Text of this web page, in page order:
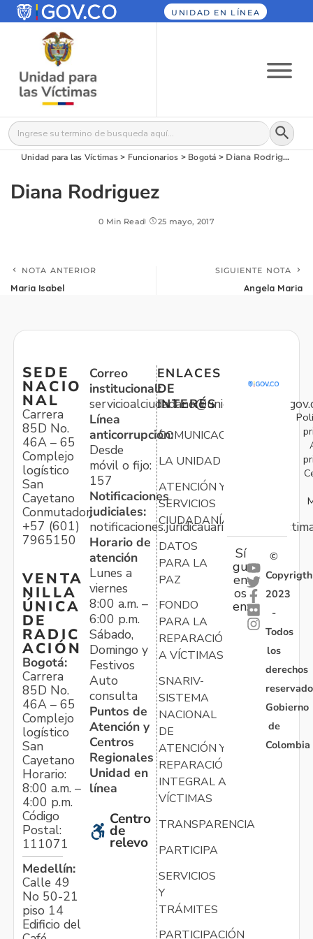
UNIDAD EN LÍNEA
Buscar: Botón
Unidad para las Víctimas> Funcionarios > Bogotá > Diana Rodriguez
Diana Rodriguez
0 Min Read 25 mayo, 2017
NOTA ANTERIOR
Maria Isabel
SIGUIENTE NOTA
Angela Maria
SEDE
NACIO
NAL
Carrera
85D No.
46A – 65
Complejo
logístico
San
Cayetano
Conmutador:
+57 (601)
7965150
VENTA
NILLA
ÚNICA
DE
RADIC
ACIÓN
Bogotá:
Carrera
85D No.
46A – 65
Complejo
logístico
San
Cayetano
Horario:
8:00 a.m. –
4:00 p.m.
Código
Postal:
111071
Medellín:
Calle 49
No 50-21
piso 14
Edificio del
Correo
institucional:
Línea
anticorrupción:
Desde
móvil o fijo:
157
Notificaciones
judiciales:
Horario de
atención
Lunes a
viernes
8:00 a.m. –
6:00 p.m.
Sábado,
Domingo y
Festivos
Auto
consulta
Puntos de
Atención y
Centros
Regionales
Unidad en
línea
Centro
de
relevo
ENLACES
DE
INTERÉS
COMUNICACIONES
LA UNIDAD
ATENCIÓN Y
SERVICIOS
CIUDADANÍA
DATOS
PARA LA
PAZ
FONDO
PARA LA
REPARACIÓN
A VÍCTIMAS
SNARIV-
SISTEMA
NACIONAL
DE
ATENCIÓN Y
REPARACIÓN
INTEGRAL A
VÍCTIMAS
TRANSPARENCIA
PARTICIPA
SERVICIOS
Y
TRÁMITES
PARTICIPACIÓN
Sí
gu
en
os
en:
©
Copyrigth
2023
-
Todos
los
derechos
Gobierno
de
Colombia